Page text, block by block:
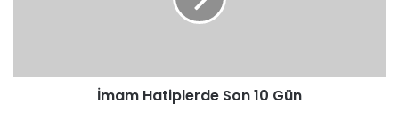
İmam Hatiplerde Son 10 Gün